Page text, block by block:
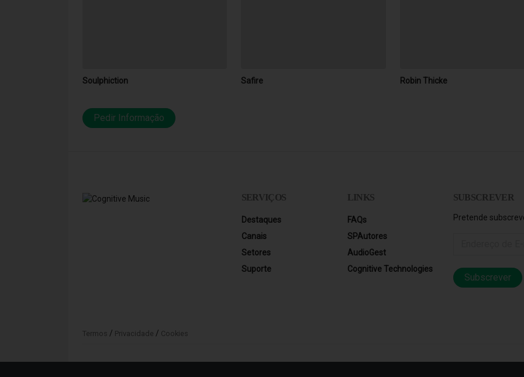
Soulphiction Safire Robin Thicke
Pedir Informação
SERVIÇOS
Destaques
Canais
Setores
Suporte
LINKS
FAQs
SPAutores
AudioGest
Cognitive Technologies
SUBSCREVER
Pretende
Subscrever
Termos / Privacidade / Cookies